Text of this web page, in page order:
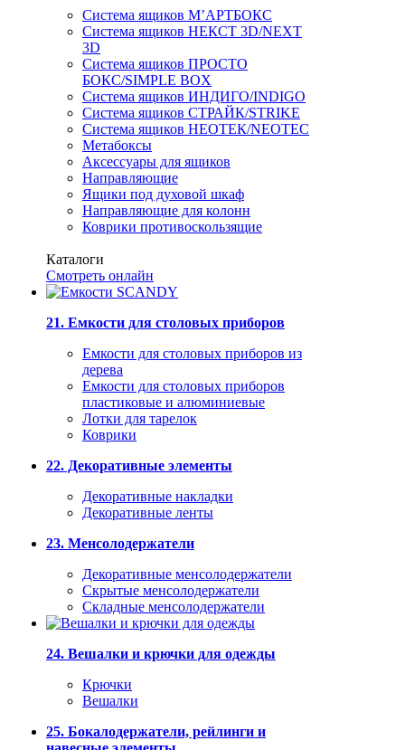
Система ящиков М’АРТБОКС
Система ящиков НЕКСТ 3D/NEXT
3D
Система ящиков ПРОСТО
БОКС/SIMPLE BOX
Система ящиков ИНДИГО/INDIGO
Система ящиков СТРАЙК/STRIKE
Система ящиков НЕОТЕК/NEOTEC
Метабоксы
Аксессуары для ящиков
Направляющие
Ящики под духовой шкаф
Направляющие для колонн
Коврики противоскользящие
Каталоги
Смотреть онлайн
21. Емкости для столовых приборов
Емкости для столовых приборов из
дерева
Емкости для столовых приборов
пластиковые и алюминиевые
Лотки для тарелок
Коврики
22. Декоративные элементы
Декоративные накладки
Декоративные ленты
23. Менсолодержатели
Декоративные менсолодержатели
Скрытые менсолодержатели
Складные менсолодержатели
24. Вешалки и крючки для одежды
Крючки
Вешалки
25. Бокалодержатели, рейлинги и